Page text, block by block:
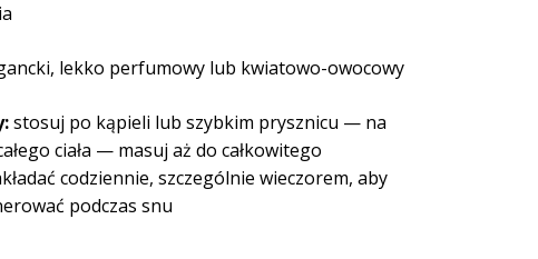
lekko perfumowy lub kwiatowo-owocowy
stosuj po kąpieli lub szybkim prysznicu — na
ciała — masuj aż do całkowitego
codziennie, szczególnie wieczorem, aby
podczas snu